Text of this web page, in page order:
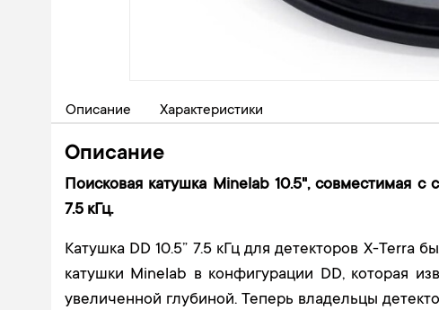
Описание Характеристики
Описание
Поисковая катушка Minelab 10.5", совместимая
7.5 кГц.
Катушка DD 10.5” 7.5 кГц для детекторов X-Terra
катушки Minelab в конфигурации DD, которая
увеличенной глубиной. Теперь владельцы